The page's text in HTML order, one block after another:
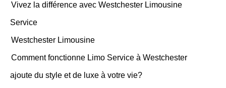
Vivez la différence avec Westchester Limousine
Service
Westchester Limousine
Comment fonctionne Limo Service à Westchester
ajoute du style et de luxe à votre vie?